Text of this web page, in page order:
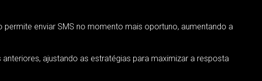
enviar SMS no momento mais oportuno, aumentando a
ajustando as estratégias para maximizar a resposta